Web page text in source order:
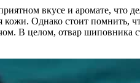
вкусе и аромате, что
Однако стоит помнить,
В целом, отвар шиповника